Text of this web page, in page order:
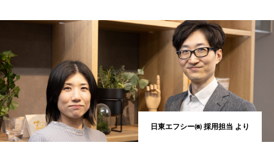
トップ メッセージ
先輩社員紹介
部署紹介
数字で見る日東エフシー
新着情報
日東エフシー㈱ 採用担当 より